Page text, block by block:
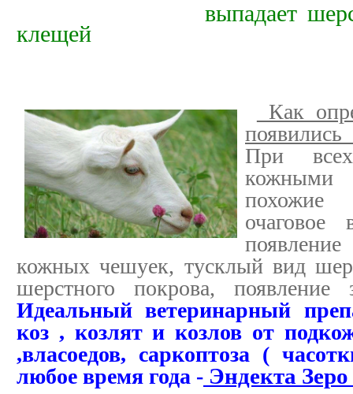
выпадает шерсть
клещей
Как
При
кожными
кожных чешуек, тусклый вид
шерстного покрова,
Идеальный ветеринарный
коз , козлят и козлов от
,власоедов, саркоптоза (
любое время года - Эндекта Зеро